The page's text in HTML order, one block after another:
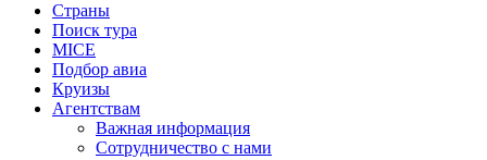
Страны
Поиск тура
MICE
Подбор авиа
Круизы
Агентствам
Важная информация
Сотрудничество с нами